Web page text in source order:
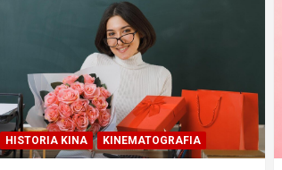
HISTORIA KINA KINEMATOGRAFIA